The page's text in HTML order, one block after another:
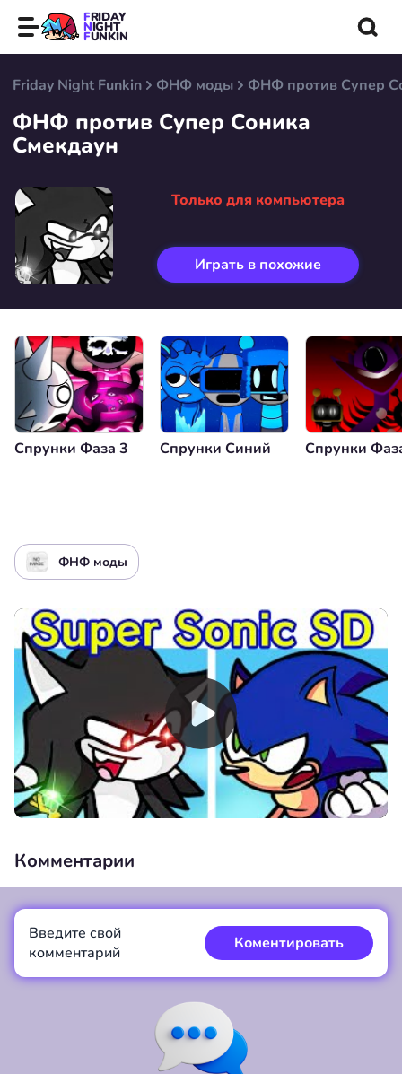
FRIDAY
NIGHT
FUNKIN
Friday Night Funkin ФНФ моды ФНФ против Супер
ФНФ против Супер Соника
Смекдаун
Только для компьютера
Играть в похожие
Спрунки Фаза 3 Спрунки Синий Спрунки
00:00/00:00
ФНФ моды
Комментарии
Введите свой
комментарий
Коментировать